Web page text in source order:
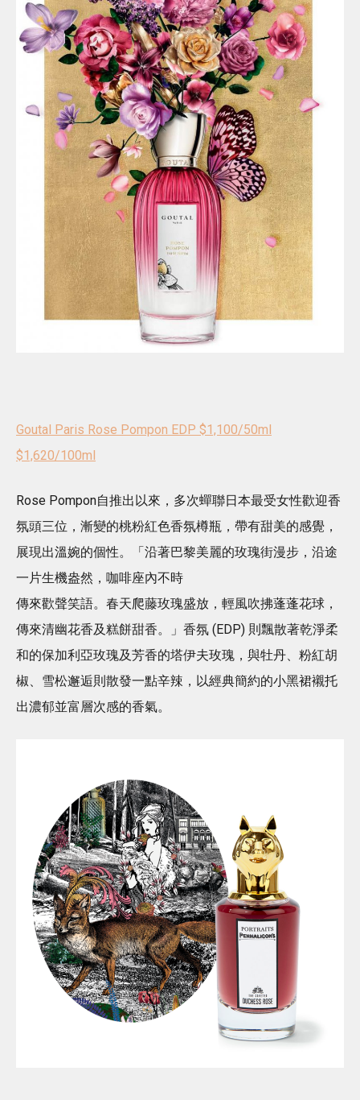
Goutal Paris Rose Pompon EDP $1,100/50ml
$1,620/100ml
Rose Pompon自推出以來，多次蟬聯日本最受女性歡迎香
氛頭三位，漸變的桃粉紅色香氛樽瓶，帶有甜美的感覺，
展現出溫婉的個性。「沿著巴黎美麗的玫瑰街漫步，沿途
一片生機盎然，咖啡座內不時
傳來歡聲笑語。春天爬藤玫瑰盛放，輕風吹拂蓬蓬花球，
傳來清幽花香及糕餅甜香。」香氛 (EDP) 則飄散著乾淨柔
和的保加利亞玫瑰及芳香的塔伊夫玫瑰，與牡丹、粉紅胡
椒、雪松邂逅則散發一點辛辣，以經典簡約的小黑裙襯托
出濃郁並富層次感的香氣。